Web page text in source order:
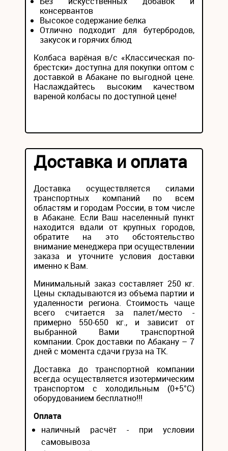
консервантов
Высокое содержание белка
Отлично подходит для бутербродов,
закусок и горячих блюд
Колбаса варёная в/с «Классическая по-
брестски» доступна для покупки оптом с
доставкой в Абакане по выгодной цене.
Наслаждайтесь высоким качеством
вареной колбасы по доступной цене!
Доставка и оплата
Доставка осуществляется силами
транспортных компаний по всем
областям и городам России, в том числе
в Абакане. Если Ваш населенный пункт
находится вдали от крупных городов,
обратите на это обстоятельство
внимание менеджера при осуществлении
заказа и уточните условия доставки
именно к Вам.
Минимальный заказ составляет 250 кг.
Цены складываются из объема партии и
удаленности региона. Стоимость чаще
всего считается за палет/место -
примерно 550-650 кг., и зависит от
выбранной Вами транспортной
компании. Срок доставки по Абакану – 7
дней с момента сдачи груза на ТК.
Доставка до транспортной компании
всегда осуществляется изотермическим
транспортом с холодильным (0+5°С)
оборудованием бесплатно!!!
Оплата
наличный расчёт - при условии
самовывоза